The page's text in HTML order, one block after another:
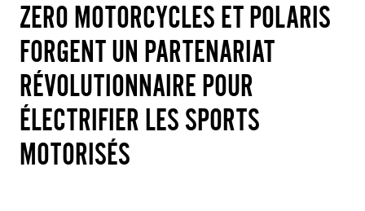
ZERO MOTORCYCLES ET POLARIS
FORGENT UN PARTENARIAT
RÉVOLUTIONNAIRE POUR
ÉLECTRIFIER LES SPORTS
MOTORISÉS